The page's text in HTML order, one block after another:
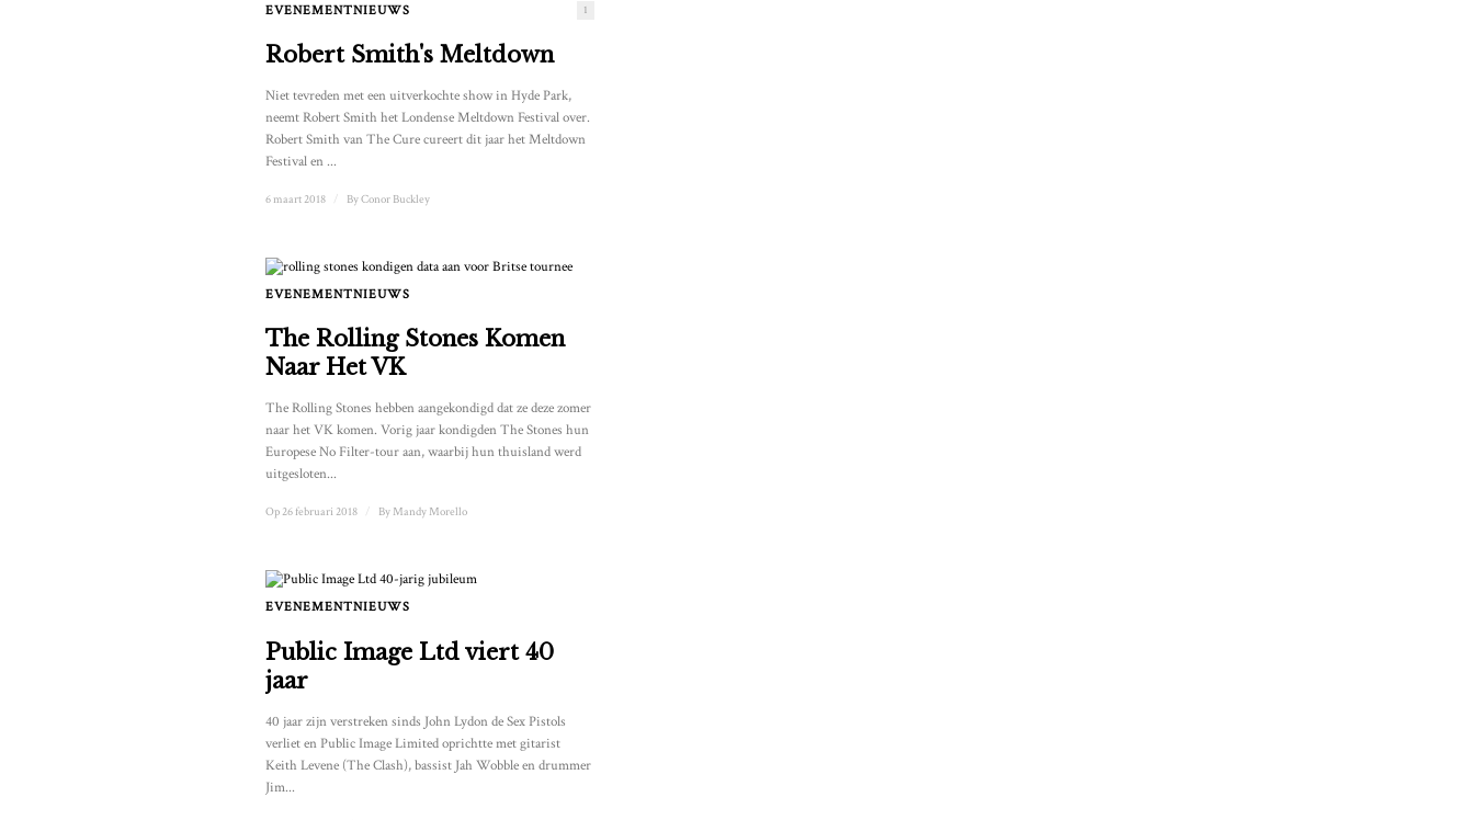
EVENEMENTNIEUWS 1
Robert Smith's Meltdown
Niet tevreden met een uitverkochte show in Hyde Park,
neemt Robert Smith het Londense Meltdown Festival over.
Robert Smith van The Cure cureert dit jaar het Meltdown
Festival en ...
6 maart 2018 ByConor Buckley
EVENEMENTNIEUWS
The Rolling Stones Komen
Naar Het VK
The Rolling Stones hebben aangekondigd dat ze deze zomer
naar het VK komen. Vorig jaar kondigden The Stones hun
Europese No Filter-tour aan, waarbij hun thuisland werd
uitgesloten...
Op 26 februari 2018 By Mandy Morello
EVENEMENTNIEUWS
Public Image Ltd viert 40
jaar
40 jaar zijn verstreken sinds John Lydon de Sex Pistols
verliet en Public Image Limited oprichtte met gitarist
Keith Levene (The Clash), bassist Jah Wobble en drummer
Jim...